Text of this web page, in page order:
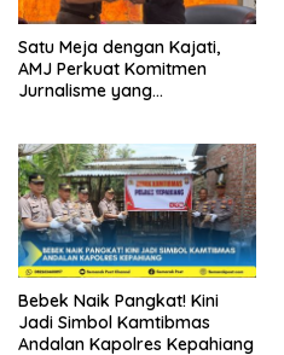
Satu Meja dengan Kajati,
AMJ Perkuat Komitmen
Jurnalisme yang
Bebek Naik Pangkat! Kini
Jadi Simbol Kamtibmas
Andalan Kapolres Kepahiang